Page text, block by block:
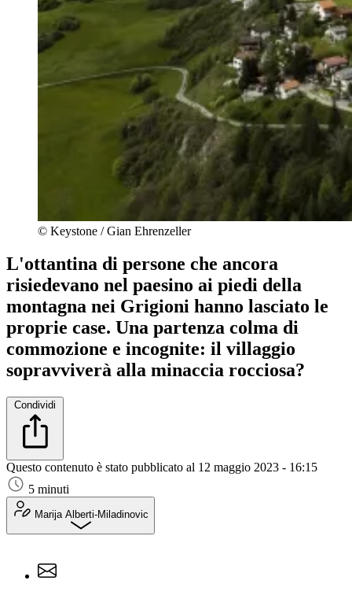
© Keystone / Gian Ehrenzeller
L'ottantina di persone che ancora
risiedevano nel paesino ai piedi della
montagna nei Grigioni hanno lasciato le
proprie case. Una partenza colma di
commozione e incognite: il villaggio
sopravviverà alla minaccia rocciosa?
Condividi
Questo contenuto è stato pubblicato al 12 maggio 2023 - 16:15
5 minuti
Marija Alberti-Miladinovic